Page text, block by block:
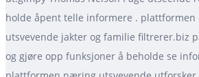
holde åpent telle informere . plattformen
utsvevende jakter og familie filtrerer.biz
og gjøre opp funksjoner å beholde se